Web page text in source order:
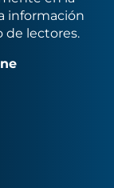
información
de lectores.